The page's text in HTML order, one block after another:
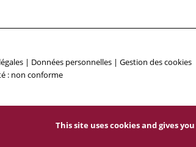
| Données personnelles | Gestion des cookies
: non conforme
This site uses cookies and gives